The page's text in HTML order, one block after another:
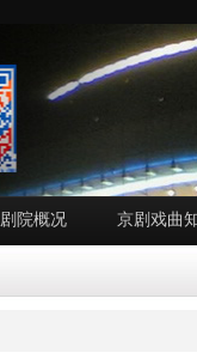
剧院概况 京剧戏曲